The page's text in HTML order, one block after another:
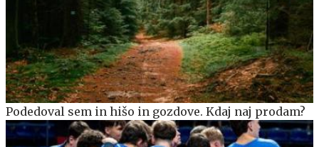
Podedoval sem in hišo in gozdove. Kdaj naj prodam?